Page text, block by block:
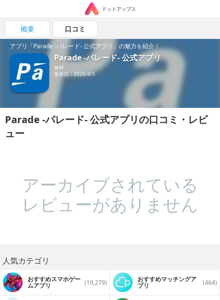
ドットアップス
概要 口コミ
アプリ「Parade -パレード- 公式アプリ」の魅力を紹介！
Parade -パレード- 公式アプリ
無料
更新日：2026/8/5
Parade -パレード- 公式アプリの口コミ・レビ
ュー
アーカイブされている
レビューがありません
人気カテゴリ
おすすめスマホゲー
ムアプリ (19,279) おすすめマッチングア
プリ (464)